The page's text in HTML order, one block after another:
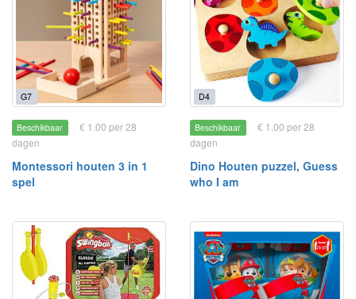
G7
Beschikbaar
€ 1.00 per 28
dagen
Montessori houten 3 in 1
spel
D4
Beschikbaar
€ 1.00 per 28
dagen
Dino Houten puzzel, Guess
who I am